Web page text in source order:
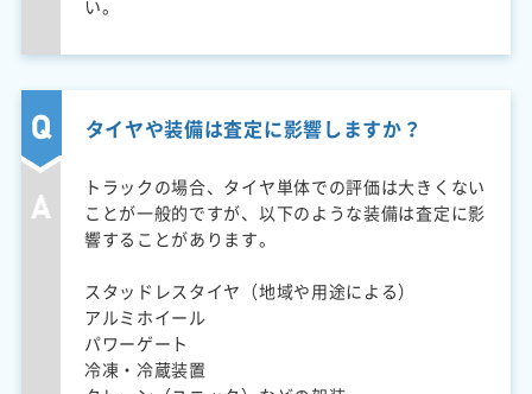
い。
タイヤや装備は査定に影響しますか？
トラックの場合、タイヤ単体での評価は大きくない
ことが一般的ですが、以下のような装備は査定に影
響することがあります。
スタッドレスタイヤ（地域や用途による）
アルミホイール
パワーゲート
冷凍・冷蔵装置